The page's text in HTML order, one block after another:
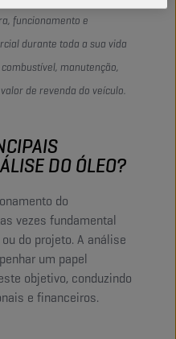
funcionamento e
durante toda a sua vida
manutenção,
de revenda do veículo.
DO ÓLEO?
do
vezes fundamental
do projeto. A análise
um papel
objetivo, conduzindo
e financeiros.